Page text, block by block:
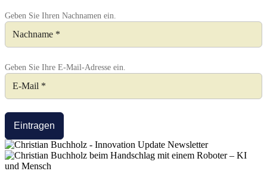
Geben Sie Ihren Nachnamen ein.
Geben Sie Ihre E-Mail-Adresse ein.
Eintragen